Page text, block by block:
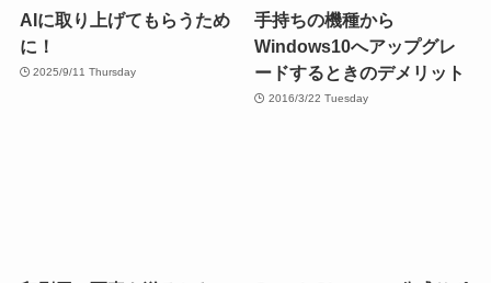
AIに取り上げてもらうため
に！
2025/9/11 Thursday
手持ちの機種から
Windows10へアップグレ
ードするときのデメリット
2016/3/22 Tuesday